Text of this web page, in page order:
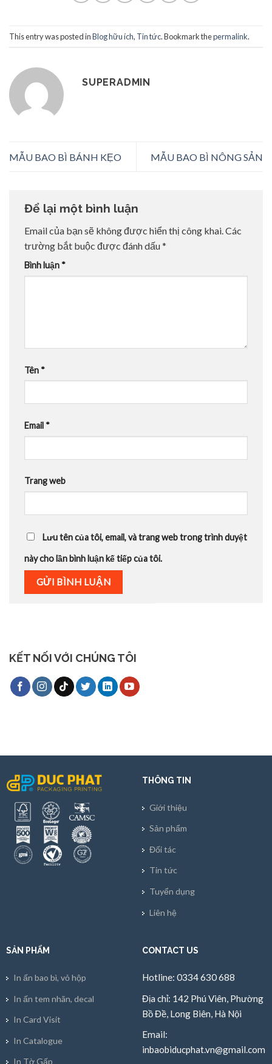
This entry was posted inBlog hữu ích, Tin tức. Bookmark thepermalink.
SUPERADMIN
MẪU BAO BÌ BÁNH KẸO MẪU BAO BÌ NÔNG SẢN
Để lại một bình luận
Email của bạn sẽ không được hiển thị công khai.Các
trường bắt buộc được đánh dấu*
Bình luận *
Tên *
Email *
Trang web
Lưu tên của tôi, email, và trang web trong trình duyệt
này cho lần bình luận kế tiếp của tôi.
KẾT NỐI VỚI CHÚNG TÔI
THÔNG TIN
Giới thiệu
Sản phẩm
Đối tác
Tin tức
Tuyển dụng
Liên hệ
SẢN PHẨM
In ấn bao bì, vỏ hộp
In ấn tem nhãn, decal
In Card Visit
In Catalogue
In Tờ Gấp
CONTACT US
Hotline: 0334 630 688
Địa chỉ: 142 Phú Viên, Phường
Bồ Đề, Long Biên, Hà Nội
Email:
inbaobiducphat.vn@gmail.com